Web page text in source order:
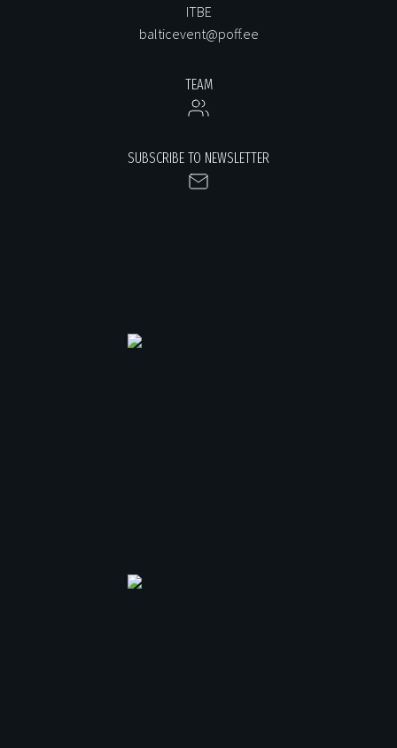
ITBE
balticevent@poff.ee
TEAM
SUBSCRIBE TO NEWSLETTER